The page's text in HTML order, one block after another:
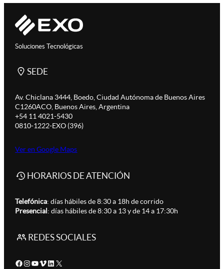
Soluciones Tecnológicas
SEDE
Av. Chiclana 3444, Boedo, Ciudad Autónoma de Buenos Aires
C1260ACO, Buenos Aires, Argentina
+54 11 4021-5430
0810-1222-EXO (396)
Ver en Google Maps
HORARIOS DE ATENCIÓN
Telefónica: días hábiles de 8:30 a 18h de corrido
Presencial : días hábiles de 8:30 a 13 y de 14 a 17:30h
REDES SOCIALES
Facebook Instagram YouTube Vimeo LinkedIn X